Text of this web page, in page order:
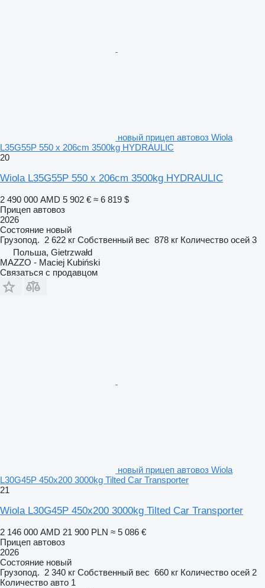
новый прицеп автовоз Wiola
L35G55P 550 x 206cm 3500kg HYDRAULIC
20
Wiola L35G55P 550 x 206cm 3500kg HYDRAULIC
2 490 000 AMD 5 902 € ≈ 6 819 $
Прицеп автовоз
2026
Состояние новый
Грузопод. 2 622 кг Собственный вес 878 кг Количество осей 3
Польша, Gietrzwałd
MAZZO - Maciej Kubiński
Связаться с продавцом
новый прицеп автовоз Wiola
L30G45P 450x200 3000kg Tilted Car Transporter
21
Wiola L30G45P 450x200 3000kg Tilted Car Transporter
2 146 000 AMD 21 900 PLN ≈ 5 086 €
Прицеп автовоз
2026
Состояние новый
Грузопод. 2 340 кг Собственный вес 660 кг Количество осей 2
Количество авто 1